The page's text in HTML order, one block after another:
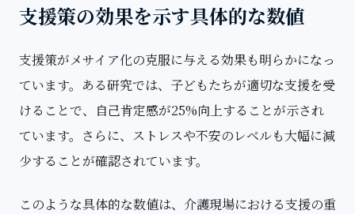
支援策の効果を示す具体的な数値
支援策がメサイア化の克服に与える効果も明らかになっ
ています。ある研究では、子どもたちが適切な支援を受
けることで、自己肯定感が25%向上することが示され
ています。さらに、ストレスや不安のレベルも大幅に減
少することが確認されています。
このような具体的な数値は、介護現場における支援の重